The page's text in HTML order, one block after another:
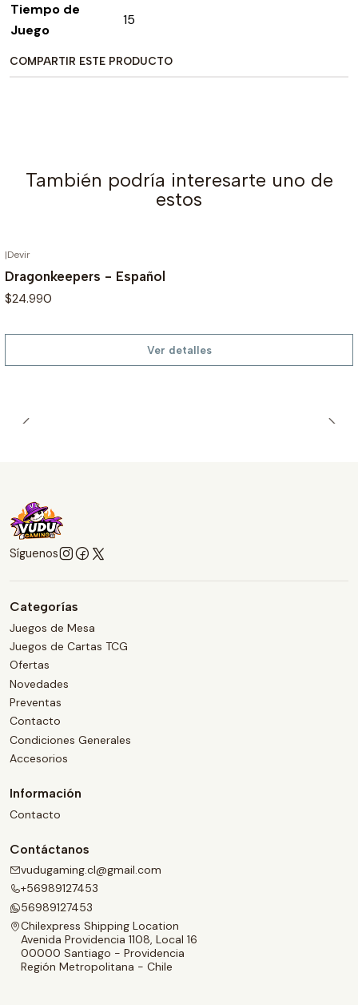
Tiempo de
Juego
15
COMPARTIR ESTE PRODUCTO
También podría interesarte uno de
estos
|Devir
Dragonkeepers - Español
$24.990
Ver detalles
Síguenos
Categorías
Juegos de Mesa
Juegos de Cartas TCG
Ofertas
Novedades
Preventas
Contacto
Condiciones Generales
Accesorios
Información
Contacto
Contáctanos
vudugaming.cl@gmail.com
+56989127453
56989127453
Chilexpress Shipping Location
Avenida Providencia 1108, Local 16
00000 Santiago - Providencia
Región Metropolitana - Chile